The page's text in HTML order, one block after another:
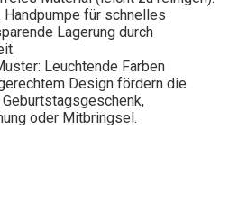
Handpumpe für schnelles
Lagerung durch
Leuchtende Farben
Design fördern die
oder Mitbringsel.